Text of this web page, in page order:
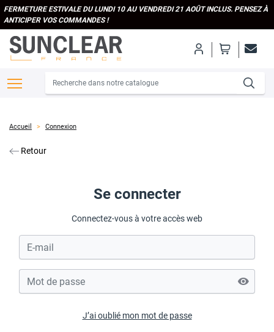
FERMETURE ESTIVALE DU LUNDI 10 AU VENDREDI 21 AOÛT INCLUS. PENSEZ À
ANTICIPER VOS COMMANDES !
Accueil Connexion
Retour
Se connecter
Connectez-vous à votre accès web
J’ai oublié mon mot de passe